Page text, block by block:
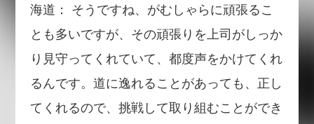
海道： そうですね、がむしゃらに頑張るこ
とも多いですが、その頑張りを上司がしっか
り見守ってくれていて、都度声をかけてくれ
るんです。道に逸れることがあっても、正し
てくれるので、挑戦して取り組むことができ